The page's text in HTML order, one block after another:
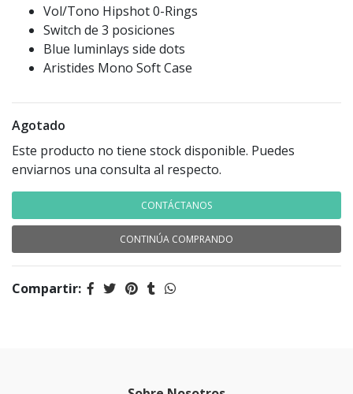
Vol/Tono Hipshot 0-Rings
Switch de 3 posiciones
Blue luminlays side dots
Aristides Mono Soft Case
Agotado
Este producto no tiene stock disponible. Puedes
enviarnos una consulta al respecto.
CONTÁCTANOS
CONTINÚA COMPRANDO
Compartir: